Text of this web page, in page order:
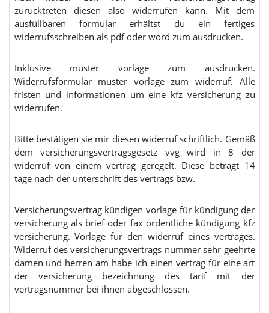
zurücktreten diesen also widerrufen kann. Mit dem
ausfüllbaren formular erhältst du ein fertiges
widerrufsschreiben als pdf oder word zum ausdrucken.
Inklusive muster vorlage zum ausdrucken.
Widerrufsformular muster vorlage zum widerruf. Alle
fristen und informationen um eine kfz versicherung zu
widerrufen.
Bitte bestätigen sie mir diesen widerruf schriftlich. Gemäß
dem versicherungsvertragsgesetz vvg wird in 8 der
widerruf von einem vertrag geregelt. Diese beträgt 14
tage nach der unterschrift des vertrags bzw.
Versicherungsvertrag kündigen vorlage für kündigung der
versicherung als brief oder fax ordentliche kündigung kfz
versicherung. Vorlage für den widerruf eines vertrages.
Widerruf des versicherungsvertrags nummer sehr geehrte
damen und herren am habe ich einen vertrag für eine art
der versicherung bezeichnung des tarif mit der
vertragsnummer bei ihnen abgeschlossen.